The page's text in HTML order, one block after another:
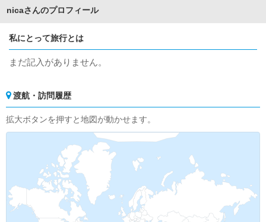
nicaさんのプロフィール
私にとって旅行とは
まだ記入がありません。
渡航・訪問履歴
拡大ボタンを押すと地図が動かせます。